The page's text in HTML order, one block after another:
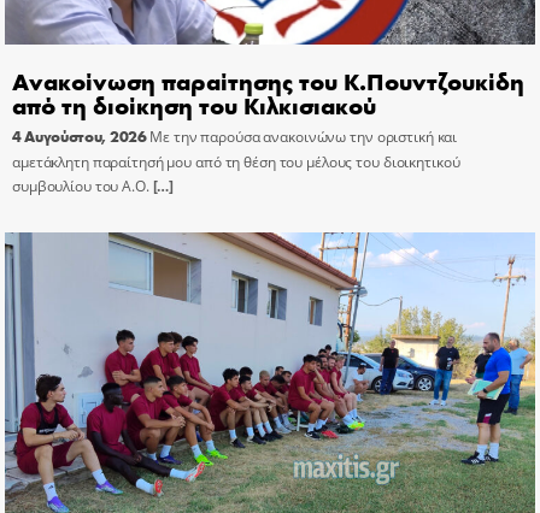
Ανακοίνωση παραίτησης του Κ.Πουντζουκίδη
από τη διοίκηση του Κιλκισιακού
4 Αυγούστου, 2026 Με την παρούσα ανακοινώνω την οριστική και
αμετάκλητη παραίτησή μου από τη θέση του μέλους του διοικητικού
συμβουλίου του Α.Ο.[…]